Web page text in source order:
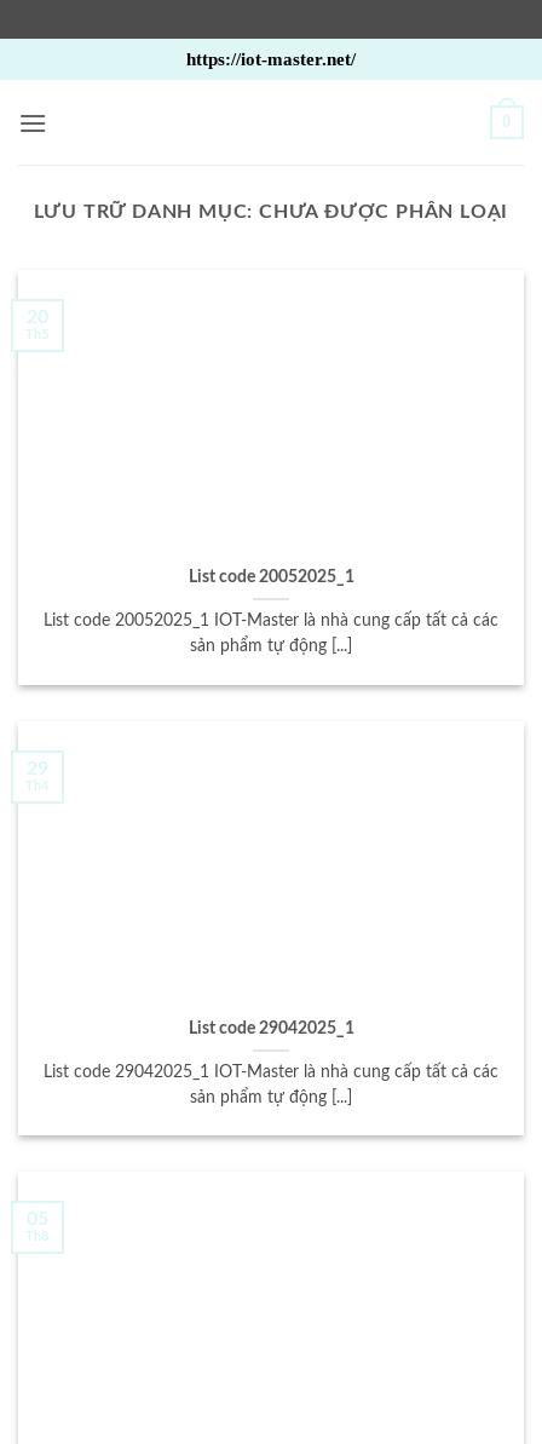
qua
nội
https://iot-master.net/
0
LƯU TRỮ DANH MỤC:CHƯA ĐƯỢC PHÂN LOẠI
List code 20052025_1
List code 20052025_1 IOT-Master là nhà cung cấp tất cả các
sản phẩm tự động [...]
20
Th5
List code 29042025_1
List code 29042025_1 IOT-Master là nhà cung cấp tất cả các
sản phẩm tự động [...]
29
Th4
05
Th8